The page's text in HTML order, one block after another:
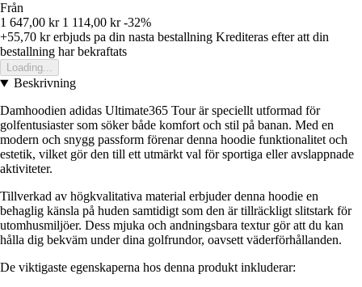
Från
1 647,00 kr 1 114,00 kr -32%
+55,70 krerbjuds pa din nasta bestallning Krediteras efter att din
bestallning har bekraftats
Loading...
Beskrivning
Damhoodien adidas Ultimate365 Tour är speciellt utformad för
golfentusiaster som söker både komfort och stil på banan. Med en
modern och snygg passform förenar denna hoodie funktionalitet och
estetik, vilket gör den till ett utmärkt val för sportiga eller avslappnade
aktiviteter.
Tillverkad av högkvalitativa material erbjuder denna hoodie en
behaglig känsla på huden samtidigt som den är tillräckligt slitstark för
utomhusmiljöer. Dess mjuka och andningsbara textur gör att du kan
hålla dig bekväm under dina golfrundor, oavsett väderförhållanden.
De viktigaste egenskaperna hos denna produkt inkluderar: